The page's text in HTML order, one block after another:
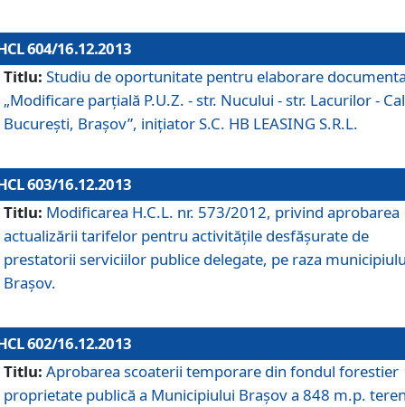
604/16.12.2013
Titlu: Studiu de oportunitate pentru elaborare
„Modificare parţială P.U.Z. - str. Nucului - str. Lacurilor -
Bucureşti, Braşov”, iniţiator S.C. HB LEASING S.R.L.
603/16.12.2013
Titlu: Modificarea H.C.L. nr. 573/2012, privind aprobarea
actualizării tarifelor pentru activităţile desfăşurate de
prestatorii serviciilor publice delegate, pe raza
Braşov.
602/16.12.2013
Titlu: Aprobarea scoaterii temporare din fondul forestier
proprietate publică a Municipiului Braşov a 848 m.p.